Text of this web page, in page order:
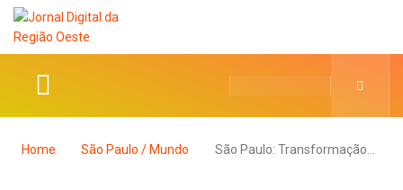
Home São Paulo / Mundo São Paulo: Transformação…